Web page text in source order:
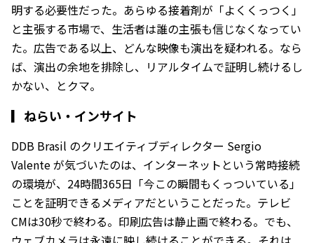
明する必要性だった。あらゆる接着剤が「よくくっつく」
と主張する市場で、生活者は誰の主張も信じなくなってい
た。広告である以上、どんな映像も演出を疑われる。なら
ば、演出の余地を排除し、リアルタイムで証明し続けるし
かない、とクマ。
▎ ねらい・インサイト
DDB Brasil のクリエイティブディレクター Sergio
Valente が気づいたのは、インターネットという常時接続
の環境が、24時間365日「今この瞬間もくっついている」
ことを証明できるメディアだということだった。テレビ
CMは30秒で終わる。印刷広告は静止画で終わる。でも、